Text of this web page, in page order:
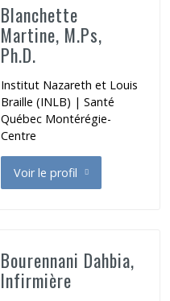
Blanchette
Martine, M.Ps,
Ph.D.
Institut Nazareth et Louis
Braille (INLB) | Santé
Québec Montérégie-
Centre
Voir le profil
de Blanchette Martine
Bourennani Dahbia,
Infirmière